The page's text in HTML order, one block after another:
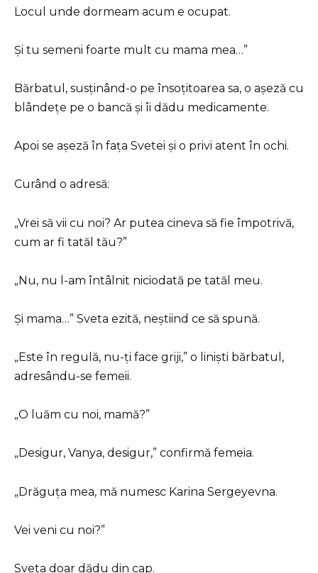
Locul unde dormeam acum e ocupat.
Și tu semeni foarte mult cu mama mea…”
Bărbatul, susținând-o pe însoțitoarea sa, o așeză cu
blândețe pe o bancă și îi dădu medicamente.
Apoi se așeză în fața Svetei și o privi atent în ochi.
Curând o adresă:
„Vrei să vii cu noi? Ar putea cineva să fie împotrivă,
cum ar fi tatăl tău?”
„Nu, nu l-am întâlnit niciodată pe tatăl meu.
Și mama…” Sveta ezită, neștiind ce să spună.
„Este în regulă, nu-ți face griji,” o liniști bărbatul,
adresându-se femeii.
„O luăm cu noi, mamă?”
„Desigur, Vanya, desigur,” confirmă femeia.
„Drăguța mea, mă numesc Karina Sergeyevna.
Vei veni cu noi?”
Sveta doar dădu din cap.